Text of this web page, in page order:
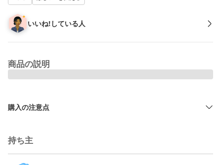
いいね!している人
商品の説明
購入の注意点
持ち主